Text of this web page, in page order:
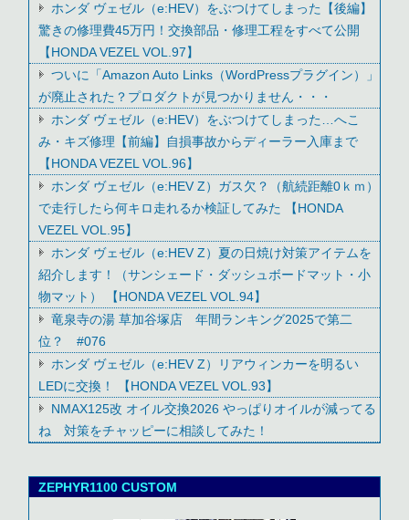
ホンダ ヴェゼル（e:HEV）をぶつけてしまった【後編】
驚きの修理費45万円！交換部品・修理工程をすべて公開
【HONDA VEZEL VOL.97】
ついに「Amazon Auto Links（WordPressプラグイン）」
が廃止された？プロダクトが見つかりません・・・
ホンダ ヴェゼル（e:HEV）をぶつけてしまった…へこ
み・キズ修理【前編】自損事故からディーラー入庫まで
【HONDA VEZEL VOL.96】
ホンダ ヴェゼル（e:HEV Z）ガス欠？（航続距離0ｋｍ）
で走行したら何キロ走れるか検証してみた 【HONDA
VEZEL VOL.95】
ホンダ ヴェゼル（e:HEV Z）夏の日焼け対策アイテムを
紹介します！（サンシェード・ダッシュボードマット・小
物マット） 【HONDA VEZEL VOL.94】
竜泉寺の湯 草加谷塚店 年間ランキング2025で第二
位？ #076
ホンダ ヴェゼル（e:HEV Z）リアウィンカーを明るい
LEDに交換！ 【HONDA VEZEL VOL.93】
NMAX125改 オイル交換2026 やっぱりオイルが減ってる
ね 対策をチャッピーに相談してみた！
ZEPHYR1100 CUSTOM